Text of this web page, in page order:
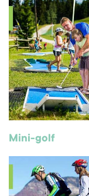
Mini-golf